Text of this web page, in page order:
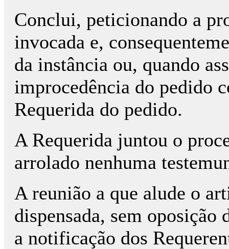
Conclui, peticionando a
invocada e,
da instância ou, quando
improcedência do pedido
Requerida do pedido.
A Requerida juntou o
arrolado nenhuma
A reunião a que alude o
dispensada, sem oposição
a notificação dos